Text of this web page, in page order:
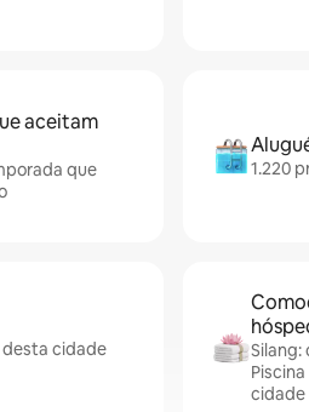
aceitam
que
1.220
desta cidade
Silang:
cidade